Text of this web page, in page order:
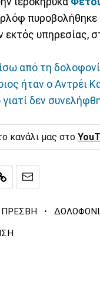
εκτός υπηρεσίας,
από τη
ήταν ο Αντρέι
γιατί δεν
κανάλι μας στο
ΠΡΕΣΒΗ ·